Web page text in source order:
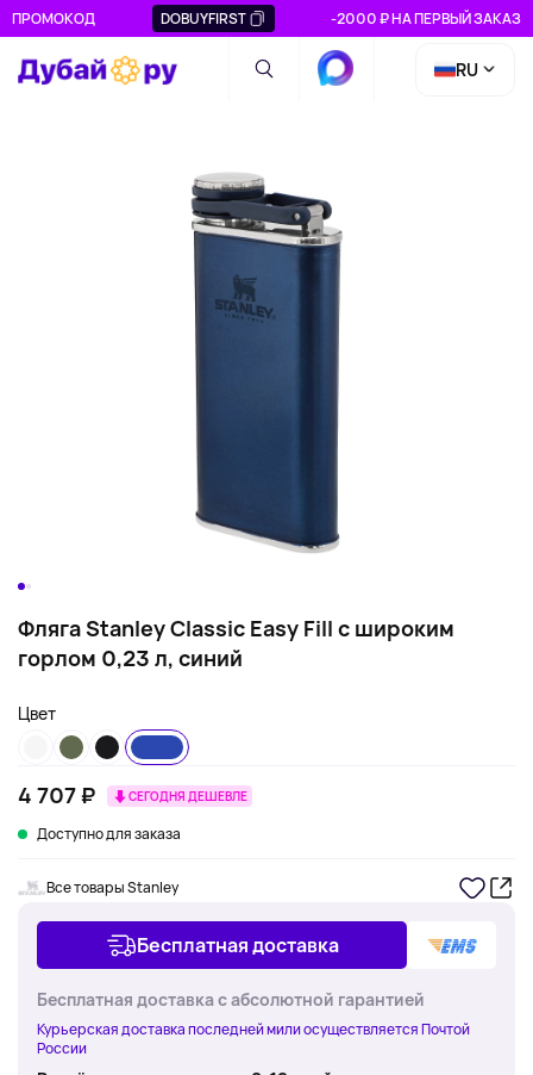
ПРОМОКОД DOBUYFIRST -2000 ₽ НА ПЕРВЫЙ ЗАКАЗ
RU
Фляга Stanley Classic Easy Fill с широким
горлом 0,23 л, синий
Цвет
4 707 ₽ СЕГОДНЯ ДЕШЕВЛЕ
Доступно для заказа
Все товары Stanley
Бесплатная доставка
Бесплатная доставка с абсолютной гарантией
Курьерская доставка последней мили осуществляется Почтой
России